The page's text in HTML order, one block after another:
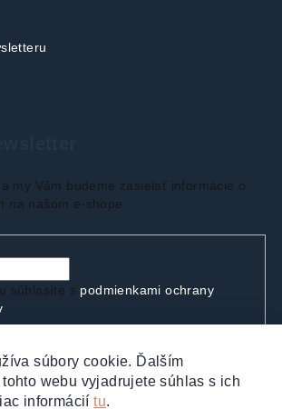
súbory cookie. Ďalším
webu vyjadrujete súhlas s ich
informáciítu.
my Vám budeme zasielať informácie o
na našom e-shope.
súhlasíte s podmienkami ochrany